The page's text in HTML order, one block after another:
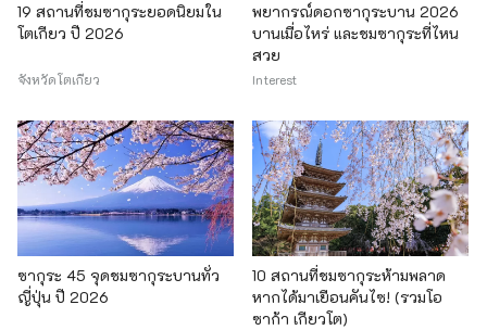
19 สถานที่ชมซากุระยอดนิยมใน
โตเกียว ปี 2026
จังหวัดโตเกียว
พยากรณ์ดอกซากุระบาน 2026
บานเมื่อไหร่ และชมซากุระที่ไหน
สวย
Interest
ซากุระ 45 จุดชมซากุระบานทั่ว
ญี่ปุ่น ปี 2026
10 สถานที่ชมซากุระห้ามพลาด
หากได้มาเยือนคันไซ! (รวมโอ
ซาก้า เกียวโต)